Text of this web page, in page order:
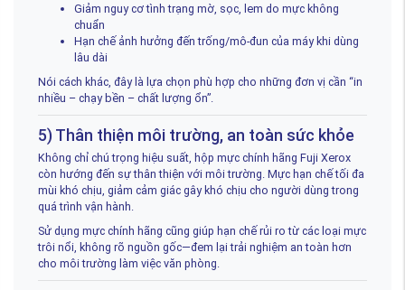
Giảm nguy cơ tình trạng mờ, sọc, lem do mực không
chuẩn
Hạn chế ảnh hưởng đến trống/mô-đun của máy khi dùng
lâu dài
Nói cách khác, đây là lựa chọn phù hợp cho những đơn vị cần “in
nhiều – chạy bền – chất lượng ổn”.
5) Thân thiện môi trường, an toàn sức khỏe
Không chỉ chú trọng hiệu suất, hộp mực chính hãng Fuji Xerox
còn hướng đến sự thân thiện với môi trường. Mực hạn chế tối đa
mùi khó chịu, giảm cảm giác gây khó chịu cho người dùng trong
quá trình vận hành.
Sử dụng mực chính hãng cũng giúp hạn chế rủi ro từ các loại mực
trôi nổi, không rõ nguồn gốc—đem lại trải nghiệm an toàn hơn
cho môi trường làm việc văn phòng.